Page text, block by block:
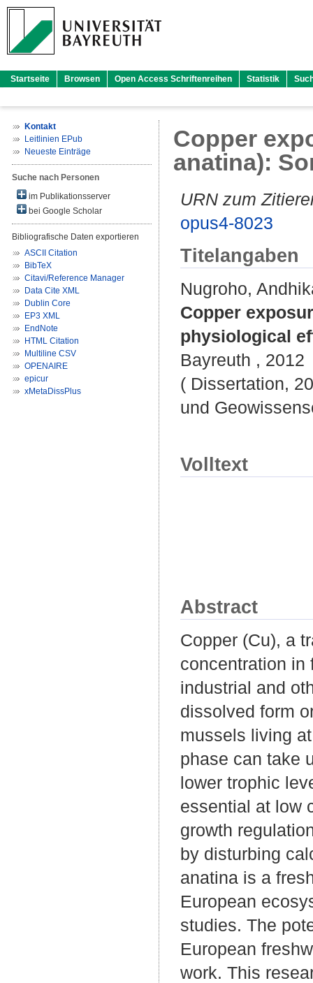
Startseite Browsen Open Access Schriftenreihen Statistik
Kontakt
Leitlinien EPub
Neueste Einträge
Suche nach Personen
im Publikationsserver
bei Google Scholar
Bibliografische Daten exportieren
ASCII Citation
BibTeX
Citavi/Reference Manager
Data Cite XML
Dublin Core
EP3 XML
EndNote
HTML Citation
Multiline CSV
OPENAIRE
epicur
xMetaDissPlus
Copper
anatina):
URN zum
opus4-8023
Titelangaben
Nugroho,
Copper
physiological
Bayreuth , 2012
( Dissertation,
und
Volltext
Abstract
Copper (Cu), a
concentration in
industrial and
dissolved form
mussels living
phase can take
lower trophic
essential at low
growth
by disturbing
anatina is a
European
studies. The
European
work. This